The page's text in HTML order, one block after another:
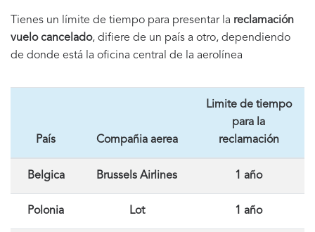
Tienes un límite de tiempo para presentar la reclamación
vuelo cancelado, difiere de un país a otro, dependiendo
de donde está la oficina central de la aerolínea
País Compañia aerea
Limite de tiempo
para la
reclamación
Belgica Brussels Airlines 1 año
Polonia Lot 1 año